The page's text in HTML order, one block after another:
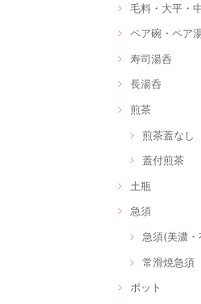
毛料・大平・
ペア碗・ペア
寿司湯呑
長湯呑
煎茶
煎茶蓋なし
蓋付煎茶
土瓶
急須
急須(美濃・
常滑焼急須
ポット